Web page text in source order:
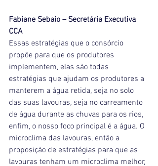
Fabiane Sebaio – Secretária Executiva
CCA
Essas estratégias que o consórcio
propõe para que os produtores
implementem, elas são todas
estratégias que ajudam os produtores a
manterem a água retida, seja no solo
das suas lavouras, seja no carreamento
de água durante as chuvas para os rios,
enfim, o nosso foco principal é a água. O
microclima das lavouras, então a
proposição de estratégias para que as
lavouras tenham um microclima melhor,